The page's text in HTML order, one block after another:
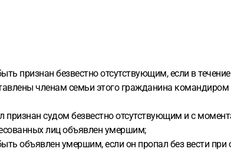
признан безвестно отсутствующим, если в
членам семьи этого гражданина
судом безвестно отсутствующим и с
лиц объявлен умершим;
объявлен умершим, если он пропал без вести